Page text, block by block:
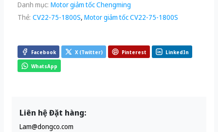
Danh mục: Motor giảm tốc Chengming
Thẻ: CV22-75-1800S, Motor giảm tốc CV22-75-1800S
Facebook X (Twitter) Pinterest LinkedIn
WhatsApp
Liên hệ Đặt hàng:
Lam@dongco.com